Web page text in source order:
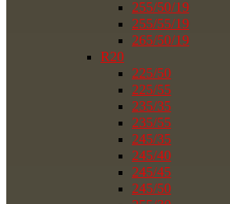
255/50/19
255/55/19
265/50/19
R20
225/50
225/55
235/35
235/55
245/35
245/40
245/45
245/50